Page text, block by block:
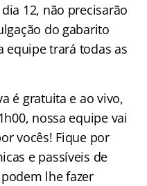
12, não precisarão
do gabarito
equipe trará todas as
é gratuita e ao vivo,
nossa equipe vai
vocês! Fique por
e passíveis de
lhe fazer